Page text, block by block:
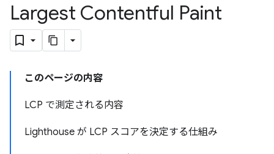
Largest Contentful Paint
このページの内容
LCP で測定される内容
Lighthouse が LCP スコアを決定する仕組み